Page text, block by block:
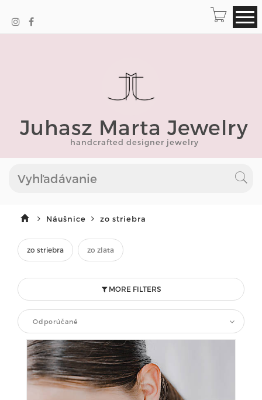
Juhasz Marta Jewelry
handcrafted designer jewelry
Náušnice zo striebra
zo striebra zo zlata
MORE FILTERS
Odporúčané